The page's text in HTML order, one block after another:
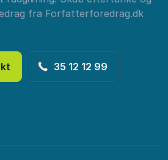
fra Forfatterforedrag.dk
35 12 12 99